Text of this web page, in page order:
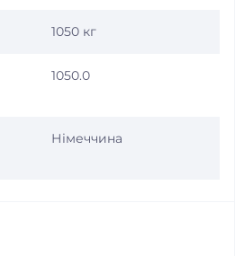
1050 кг
1050.0
Німеччина